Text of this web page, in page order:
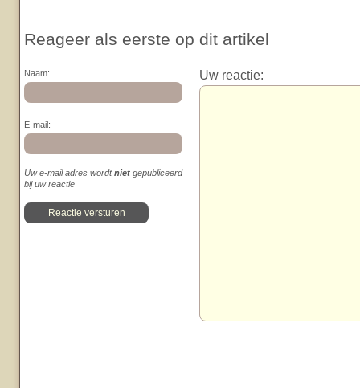
Reageer als eerste op dit artikel
Naam:
E-mail:
Uw e-mail adres wordtniet gepubliceerd
bij uw reactie
Uw reactie: